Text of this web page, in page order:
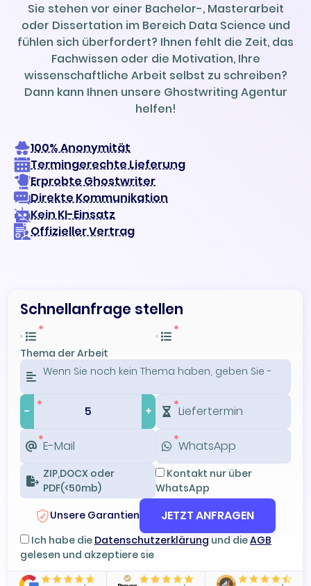
Sie stehen vor einer Bachelor-, Masterarbeit
oder Dissertation im Bereich Data Science und
fühlen sich überfordert? Ihnen fehlt die Zeit, das
Fachwissen oder die Motivation, Ihre
wissenschaftliche Arbeit selbst zu schreiben?
Dann kann Ihnen unsere Ghostwriting Agentur
helfen!
100% Anonymität
Termingerechte Lieferung
Erprobte Ghostwriter
Direkte Kommunikation
Kein KI-Einsatz
Offizieller Vertrag
Schnellanfrage stellen
Thema der Arbeit
- +
ZIP,DOCX oder
PDF(<50mb)
Kontakt nur über
WhatsApp
Unsere Garantien
JETZT ANFRAGEN
Ich habe die Datenschutzerklärung und dieAGB
gelesen und akzeptiere sie